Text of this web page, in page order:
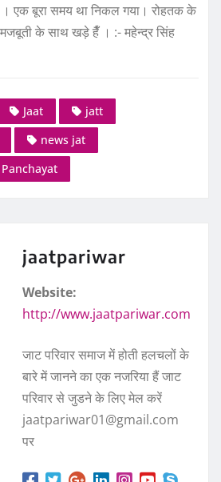
। एक बूरा समय था निकल गया। रोहतक के
मजबूती के साथ खड़े हैँ । :- महेन्द्र सिंह
Jaat
jatt
news jat
jaatpariwar
Website:
http://www.jaatpariwar.com
जाट परिवार समाज में होती हलचलों के
बारे में जानने का एक नजरिया हैं जाट
परिवार से जुडने के लिए मेल करें
jaatpariwar01@gmail.com
पर